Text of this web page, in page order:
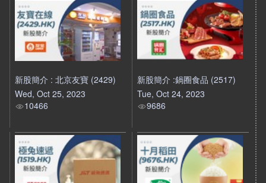
新股簡介 : 北京友寶 (2429)
Wed, Oct 25, 2023
10466
新股簡介 :鍋圈食品 (2517)
Tue, Oct 24, 2023
9686